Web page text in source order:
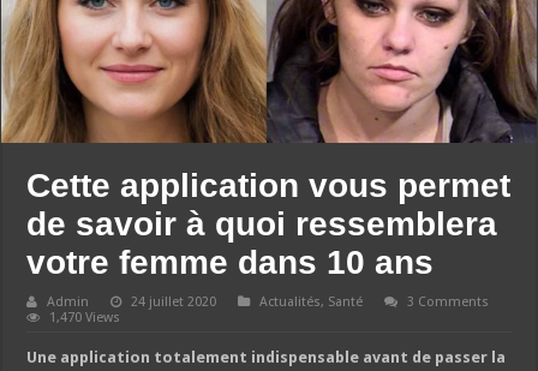
Cette application vous permet
de savoir à quoi ressemblera
votre femme dans 10 ans
Admin 24 juillet 2020 Actualités, Santé
3 Comments
1,470 Views
Une application totalement indispensable avant de passer la